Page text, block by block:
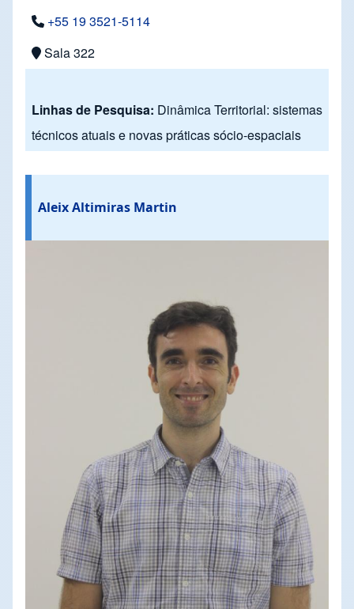
+55 19 3521-5114
Sala 322
Linhas de Pesquisa: Dinâmica Territorial: sistemas
técnicos atuais e novas práticas sócio-espaciais
Aleix Altimiras Martin